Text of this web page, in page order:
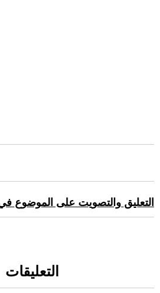
التعليق والتصويت على الموضوع
التعليقات